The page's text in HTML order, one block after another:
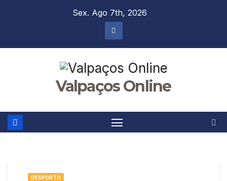
Sex. Ago 7th, 2026
Valpaços Online
DESPORTO